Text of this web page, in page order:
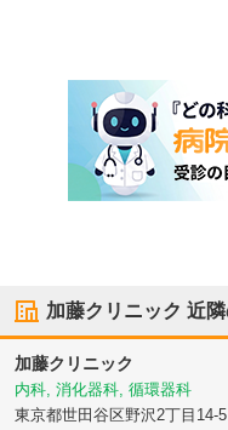
加藤クリニック 近
加藤クリニック
内科, 消化器科, 循環器科
東京都世田谷区野沢2丁目14-5